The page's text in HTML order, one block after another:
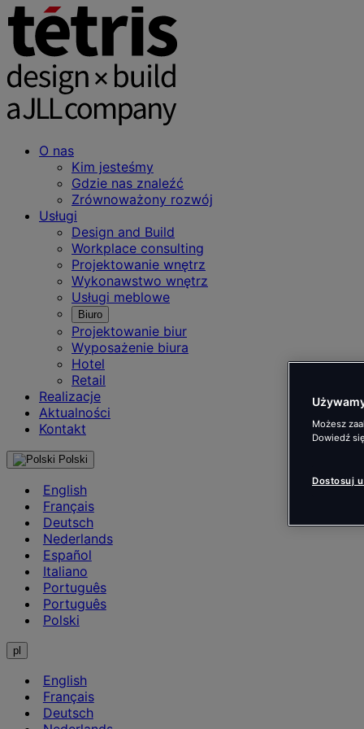
O nas
Kim jesteśmy
Gdzie nas znaleźć
Zrównoważony rozwój
Usługi
Design and Build
Workplace consulting
Projektowanie wnętrz
Wykonawstwo wnętrz
Usługi meblowe
Biuro
Projektowanie biur
Wyposażenie biura
Hotel
Retail
Realizacje
Aktualności
Kontakt
Polski
English
Français
Deutsch
Nederlands
Español
Italiano
Português
Português
Polski
pl
English
Français
Deutsch
Możesz
Dowiedź
Dostosuj